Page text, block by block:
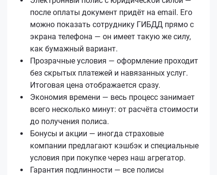
после оплаты документ придёт на email. Его
можно показать сотруднику ГИБДД прямо с
экрана телефона — он имеет такую же силу,
как бумажный вариант.
Прозрачные условия — оформление проходит
без скрытых платежей и навязанных услуг.
Итоговая цена отображается сразу.
Экономия времени — весь процесс занимает
всего несколько минут: от расчёта стоимости
до получения полиса.
Бонусы и акции — иногда страховые
компании предлагают кэшбэк и специальные
условия при покупке через наш агрегатор.
Гарантия подлинности — все полисы